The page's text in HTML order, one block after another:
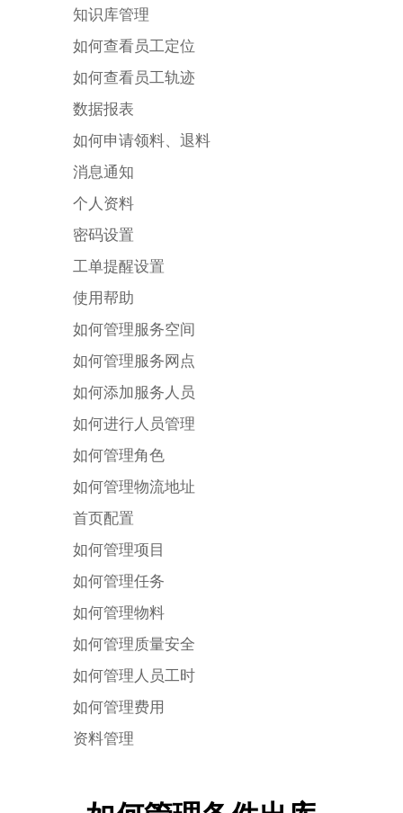
知识库管理
如何查看员工定位
如何查看员工轨迹
数据报表
如何申请领料、退料
消息通知
个人资料
密码设置
工单提醒设置
使用帮助
如何管理服务空间
如何管理服务网点
如何添加服务人员
如何进行人员管理
如何管理角色
如何管理物流地址
首页配置
如何管理项目
如何管理任务
如何管理物料
如何管理质量安全
如何管理人员工时
如何管理费用
资料管理